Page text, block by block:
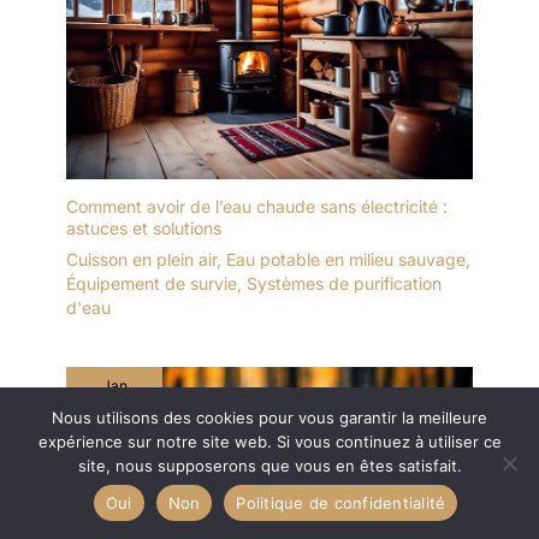
Comment avoir de l’eau chaude sans électricité :
astuces et solutions
Cuisson en plein air, Eau potable en milieu sauvage,
Équipement de survie, Systèmes de purification
d'eau
Jan
14
2024
Nous utilisons des cookies pour vous garantir la meilleure
expérience sur notre site web. Si vous continuez à utiliser ce
site, nous supposerons que vous en êtes satisfait.
Oui
Non Politique de confidentialité